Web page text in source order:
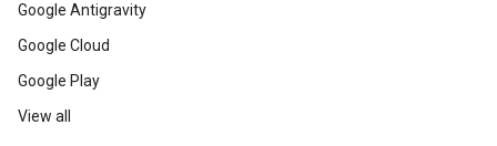
Google Antigravity
Google Cloud
Google Play
View all